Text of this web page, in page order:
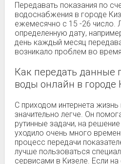
Передавать показания по
водоснабжения в городе
ежемесячно с 15 -26 число.
определенную дату,
день каждый месяц
возникало проблем во
Как передать данные
воды онлайн в городе
С приходом интернета
значительно легче. Он
рутинные задачи, на
уходило очень много
процесс передачи
лучше пользоваться
сервисами в Кизеле. Если на